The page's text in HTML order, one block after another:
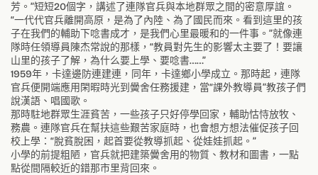
芳。”短短20個字，講述了連隊官兵與本地群眾之間的密意厚誼。
“一代代官兵離開高原，是為了內陸、為了國民而來。看到這里的孩
子在我們的輔助下唸書成才，是我們心里最暖和的一件事。”就像連
隊時任領導員陳杰常說的那樣，“教員對先生的影響太主要了！要讓
山里的孩子了解，為什么要上學、要唸書……”
1959年，卡達邊防連建連，同年，卡達鄉小學成立。那時起，連隊
官兵便開端應用閑暇時光到黌舍任務援建，當“課外教導員”教孩子們
說漢語、唱國歌。
那時駐地群眾生涯貧苦，一些孩子只好停學回家，輔助怙恃放牧、
務農。連隊官兵在幫扶這些艱苦家庭時，也會想方想法催促孩子回
校上學：“脫貧脫困，起首要從教導抓起、從娃娃抓起。”
小學的前提粗陋，官兵就把建築黌舍用的物質、教材和圖書，一點
點從間隔較近的錯那市里背回來。